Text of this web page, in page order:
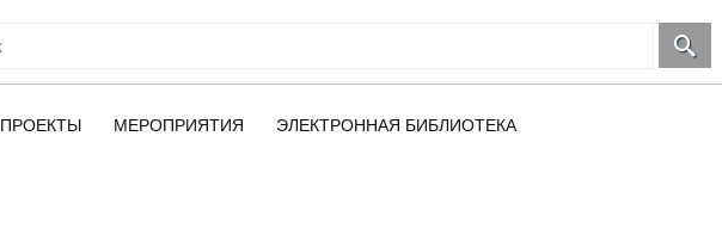
ПРОЕКТЫ МЕРОПРИЯТИЯ ЭЛЕКТРОННАЯ БИБЛИОТЕКА